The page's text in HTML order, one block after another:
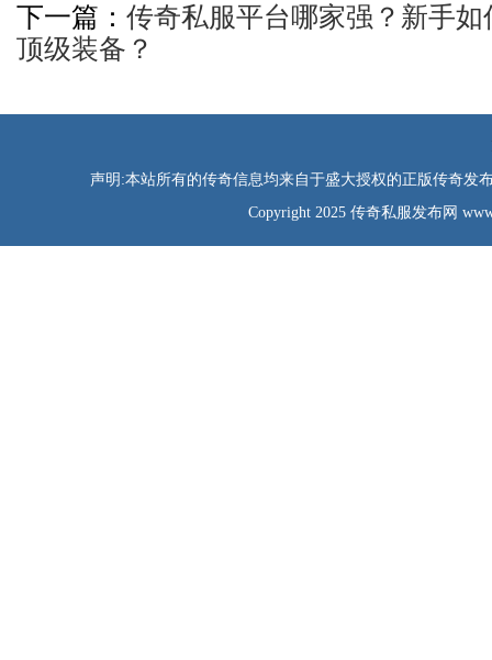
下一篇： 传奇私服平台哪家强？新手
顶级装备？
声明:本站所有的传奇信息均来自于盛大授权的正版传奇发
Copyright 2025 传奇私服发布网